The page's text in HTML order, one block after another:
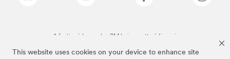
This website uses cookies on your device to enhance site
A fenti márkanevek a 3M bejegyzett védjegyei.